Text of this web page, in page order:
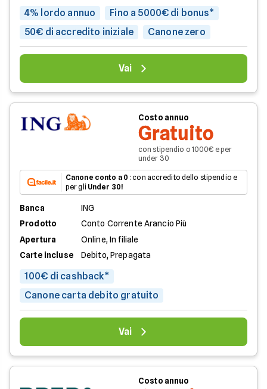
4% lordo annuo
Fino a 5000€ di bonus*
50€ di accredito iniziale
Canone zero
Vai
Costo annuo
Gratuito
con stipendio o 1000€ e per
under 30
Canone conto a 0 : con accredito dello stipendio e
per gli Under 30!
Banca
ING
Prodotto
Conto Corrente Arancio Più
Apertura
Online, In filiale
Carte incluse
Debito, Prepagata
100€ di cashback*
Canone carta debito gratuito
Vai
Costo annuo